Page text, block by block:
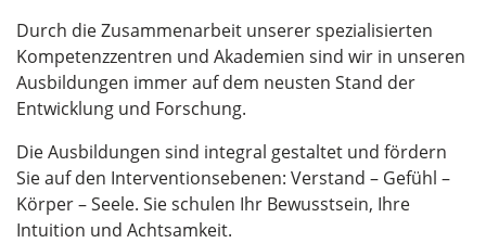
Durch die Zusammenarbeit unserer spezialisierten
Kompetenzzentren und Akademien sind wir in unseren
Ausbildungen immer auf dem neusten Stand der
Entwicklung und Forschung.
Die Ausbildungen sind integral gestaltet und fördern
Sie auf den Interventionsebenen: Verstand – Gefühl –
Körper – Seele. Sie schulen Ihr Bewusstsein, Ihre
Intuition und Achtsamkeit.